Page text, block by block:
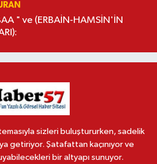
" ve (ERBAİN-HAMSİN'İN
sizleri buluştururken, sadelik
getiriyor. Şatafattan kaçınıyor ve
bir altyapı sunuyor.